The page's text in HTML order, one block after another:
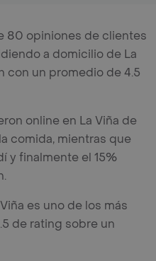
80 opiniones de clientes
a domicilio de La
con un promedio de 4.5
online en La Viña de
comida, mientras que
y finalmente el 15%
es uno de los más
de rating sobre un